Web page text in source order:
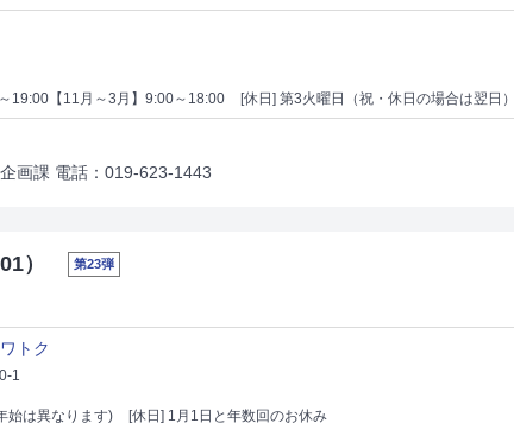
19:00【11月～3月】9:00～18:00
[休日] 第3火曜日（祝・休日の場合は翌日
画課 電話：019-623-1443
） 第23弾
トク
1
始は異なります)
[休日] 1月1日と年数回のお休み